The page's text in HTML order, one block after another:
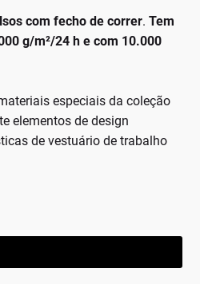
com fecho de correr.Tem
g/m²/24 h e com 10.000
especiais da coleção
elementos de design
de vestuário de trabalho